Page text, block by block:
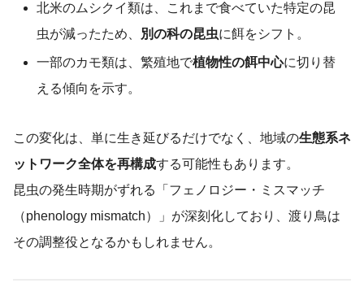
北米のムシクイ類は、これまで食べていた特定の昆
虫が減ったため、
別の科の昆虫に餌をシフト。
一部のカモ類は、繁殖地で植物性の餌中心に切り替
える傾向を示す。
この変化は、単に生き延びるだけでなく、地域の生態系ネ
ットワーク全体を再構成する可能性もあります。
昆虫の発生時期がずれる「フェノロジー・ミスマッチ
（phenology mismatch）」が深刻化しており、渡り鳥は
その調整役となるかもしれません。